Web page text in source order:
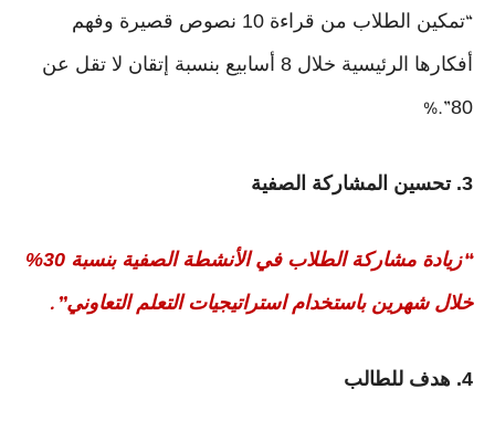
“
تمكين الطلاب من قراءة 10 نصوص قصيرة وفهم
أفكارها الرئيسية خلال 8 أسابيع بنسبة إتقان لا تقل عن
80
%.”
3. تحسين المشاركة الصفية
“
زيادة مشاركة الطلاب في الأنشطة الصفية بنسبة 30%
خلال شهرين باستخدام استراتيجيات التعلم التعاوني.”
4. هدف للطالب